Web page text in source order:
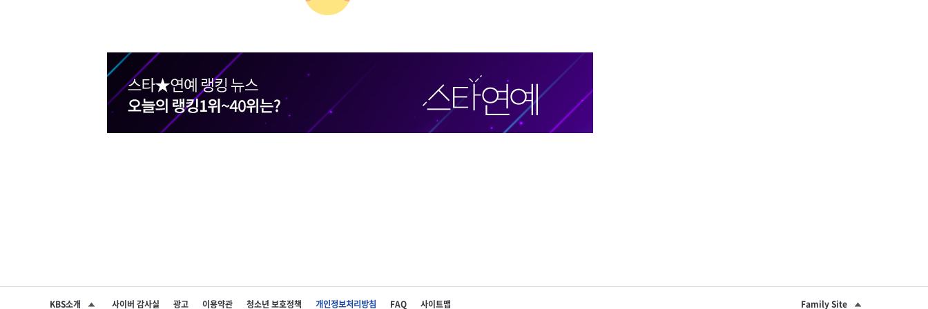
KBS소개 사이버 감사실 광고 이용약관 청소년 보호정책 개인정보처리방침 FAQ 사이트맵 Family Site